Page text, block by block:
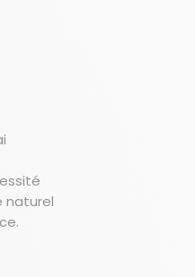
naturel